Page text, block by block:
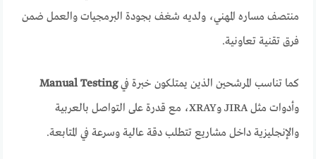
منتصف مساره المهني، ولديه شغف بجودة البرمجيات والعمل ضمن
فرق تقنية تعاونية.
كما تناسب المرشحين الذين يمتلكون خبرة فيManual Testing
وأدوات مثل JIRA وXRAY، مع قدرة على التواصل بالعربية
والإنجليزية داخل مشاريع تتطلب دقة عالية وسرعة في المتابعة.